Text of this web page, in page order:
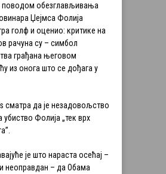
поводом обезглављивања
Џејмса Фолија
голф и оценио: критике на
рачуна су – симбол
грађана његовом
из онога што се дођага у
да је незадовољство
убиство Фолија „тек врх
је што нараста осећај –
неоправдан – да Обама